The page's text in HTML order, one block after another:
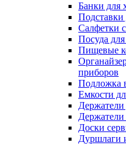
Банки для
Подставки
Салфетки
Посуда
Пищевые
приборов
Подложка
Емкости
Держатели
Доски
Дуршлаги